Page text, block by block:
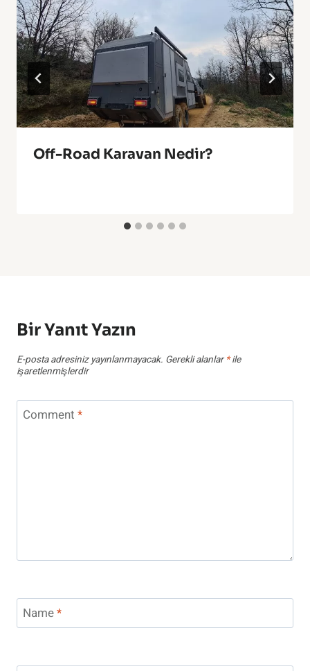
Off-Road Karavan Nedir?
Bir Yanıt Yazın
E-posta adresiniz yayınlanmayacak. Gerekli alanlar *ile
işaretlenmişlerdir
Comment *
Name*